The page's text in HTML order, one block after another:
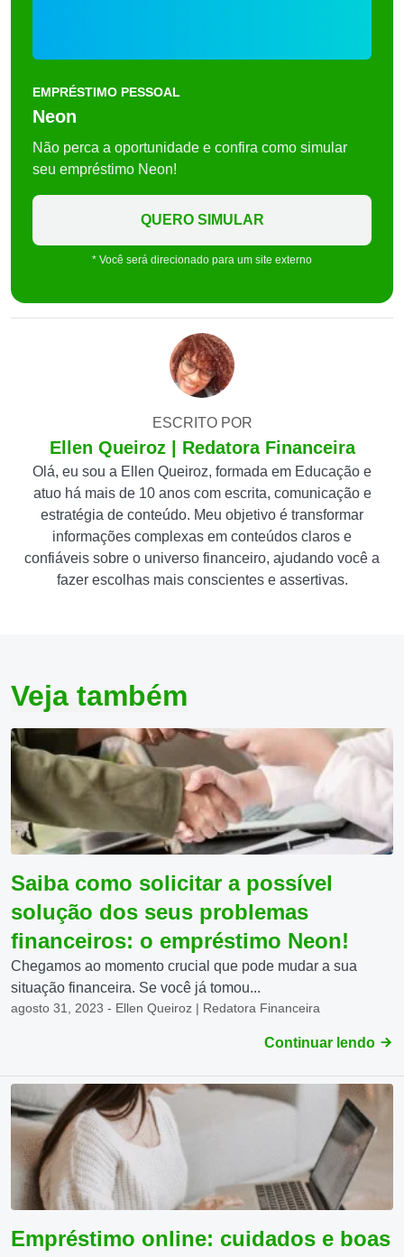
EMPRÉSTIMO PESSOAL
Neon
Não perca a oportunidade e confira como simular
seu empréstimo Neon!
QUERO SIMULAR
* Você será direcionado para um site externo
ESCRITO POR
Ellen Queiroz | Redatora Financeira
Olá, eu sou a Ellen Queiroz, formada em Educação e
atuo há mais de 10 anos com escrita, comunicação e
estratégia de conteúdo. Meu objetivo é transformar
informações complexas em conteúdos claros e
confiáveis sobre o universo financeiro, ajudando você a
fazer escolhas mais conscientes e assertivas.
Veja também
Saiba como solicitar a possível
solução dos seus problemas
financeiros: o empréstimo Neon!
Chegamos ao momento crucial que pode mudar a sua
situação financeira. Se você já tomou...
agosto 31, 2023 - Ellen Queiroz | Redatora Financeira
Continuar lendo
Empréstimo online: cuidados e boas